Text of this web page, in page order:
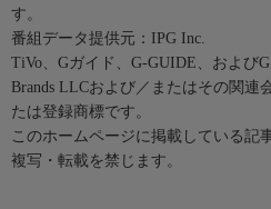
す。
番組データ提供元：IPG Inc.
TiVo、Gガイド、G-GUIDE、および
Brands LLCおよび／またはその関連
たは登録商標です。
このホームページに掲載している記
複写・転載を禁じます。